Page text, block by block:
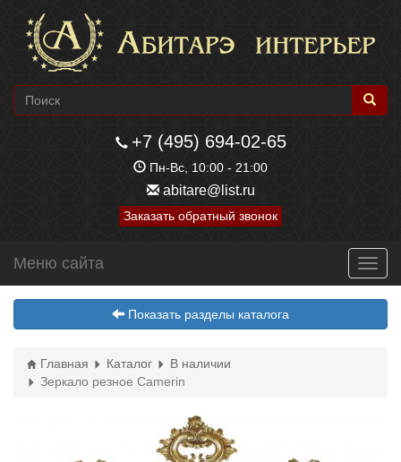
+7 (495) 694-02-65
Пн-Вс, 10:00 - 21:00
abitare@list.ru
Заказать обратный звонок
Меню сайта
Показать разделы каталога
Главная Каталог
В наличии
Зеркало резное Camerin